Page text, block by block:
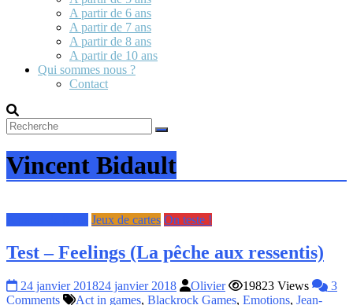
A partir de 6 ans
A partir de 7 ans
A partir de 8 ans
A partir de 10 ans
Qui sommes nous ?
Contact
Vincent Bidault
Jeux de cartes On teste !
Test – Feelings (La pêche aux ressentis)
24 janvier 201824 janvier 2018 Olivier 19823 Views
3
Comments
Act in games, Blackrock Games, Emotions, Jean-